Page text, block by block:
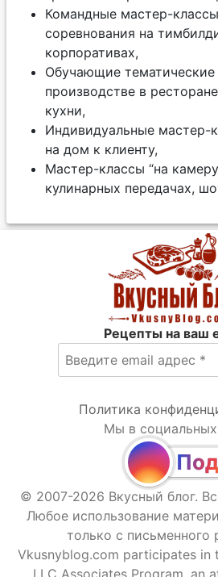
Командные мастер-
соревнования на
корпоративах,
Обучающие
производстве в
кухни,
Индивидуальные мастер-
на дом к клиенту,
Мастер-классы “на
кулинарных передачах,
Рецепты на ваш
Политика
Мы в социальных
© 2007-2026 Вкусный блог.
Любое использование
только с письменного
Vkusnyblog.com participates in
LLC Associates Program, an